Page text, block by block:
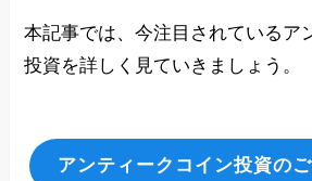
本記事では、今注目されているア
投資を詳しく見ていきましょう。
アンティークコイン投資の